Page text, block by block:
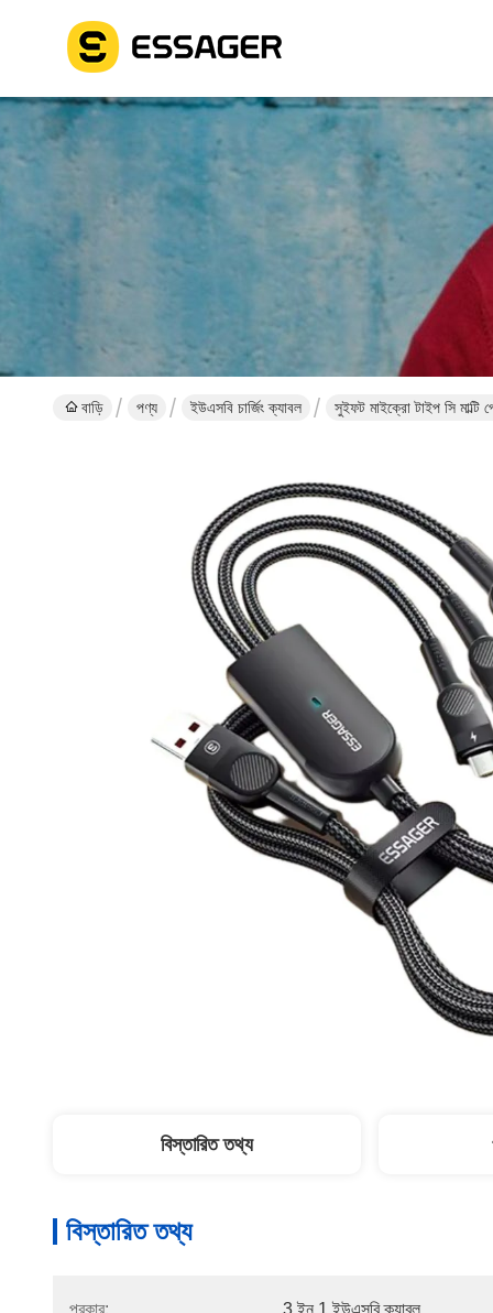
বাড়ি পণ্য ইউএসবি চার্জিং ক্যাবল সুইফট মাইক্রো টাইপ সি মাল্টি
বিস্তারিত তথ্য
বিস্তারিত তথ্য
প্রকার: 3 ইন 1 ইউএসবি ক্যাবল